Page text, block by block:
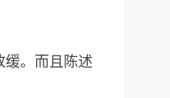
缓。而且陈述